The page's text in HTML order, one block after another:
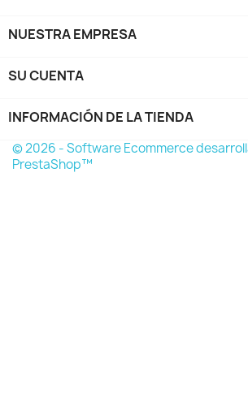
NUESTRA EMPRESA
SU CUENTA
INFORMACIÓN DE LA TIENDA
© 2026 - Software Ecommerce
PrestaShop™